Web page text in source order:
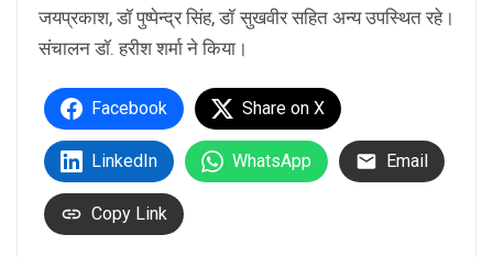
जयप्रकाश, डॉ पुष्पेन्द्र सिंह, डॉ सुखवीर सहित अन्य उपस्थित रहे।
संचालन डॉ. हरीश शर्मा ने किया।
Facebook Share on X
LinkedIn WhatsApp Email
Copy Link